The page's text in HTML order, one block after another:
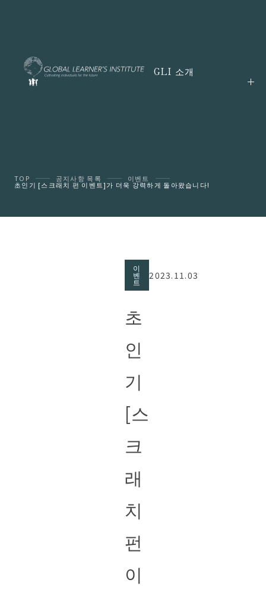
GLI 소개
TOP 공지사항 목록 이벤트
초인기 [스크래치 펀 이벤트]가 더욱 강력하게 돌아왔습니다!
이
벤
트
2023.11.03
초
인
기
[스
크
래
치
펀
이